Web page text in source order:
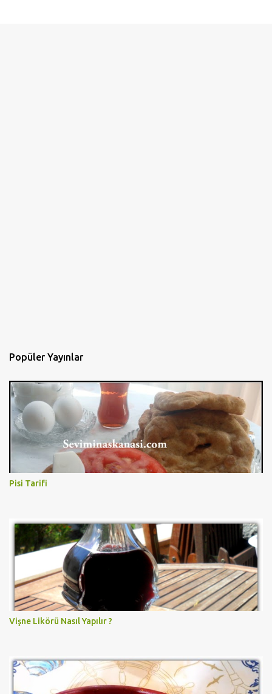
Popüler Yayınlar
Pisi Tarifi
Vişne Likörü Nasıl Yapılır ?